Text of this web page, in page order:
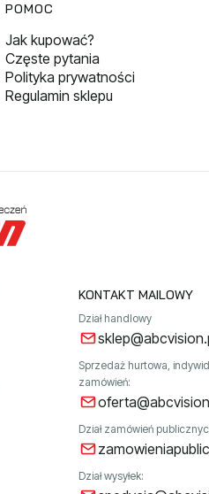
POMOC
Jak kupować?
Częste pytania
Polityka prywatności
Regulamin sklepu
KONTAKT MAILOWY
Dział handlowy
Sprzedaż hurtowa,
zamówień:
Dział zamówień
Dział wysyłek: